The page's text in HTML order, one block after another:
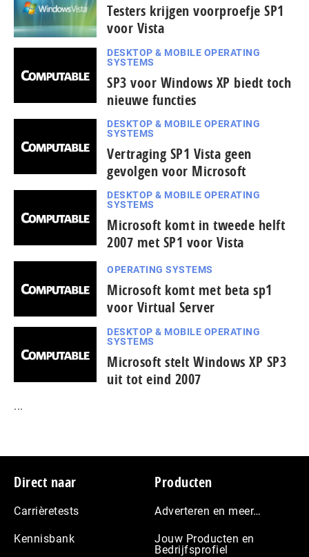
Testers krijgen voorproefje SP1
voor Vista
DESKTOP & MOBILE OPERATING
SYSTEMS
SP3 voor Windows XP biedt toch
nieuwe functies
DESKTOP & MOBILE OPERATING
SYSTEMS
Vertraging SP1 Vista geen
gevolgen voor Microsoft
DESKTOP & MOBILE OPERATING
SYSTEMS
Microsoft komt in tweede helft
2007 met SP1 voor Vista
OPERATING SYSTEMS
Microsoft komt met beta sp1
voor Virtual Server
DESKTOP & MOBILE OPERATING
SYSTEMS
Microsoft stelt Windows XP SP3
uit tot eind 2007
...
Footer
Direct naar
Carrièretests
Kennisbank
Producten
Adverteren en meer…
Jouw Producten en
Bedrijfsprofiel